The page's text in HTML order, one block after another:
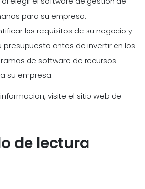
para su empresa.
los requisitos de su negocio y
presupuesto antes de invertir en los
de software de recursos
su empresa.
visite el sitio web de
de lectura